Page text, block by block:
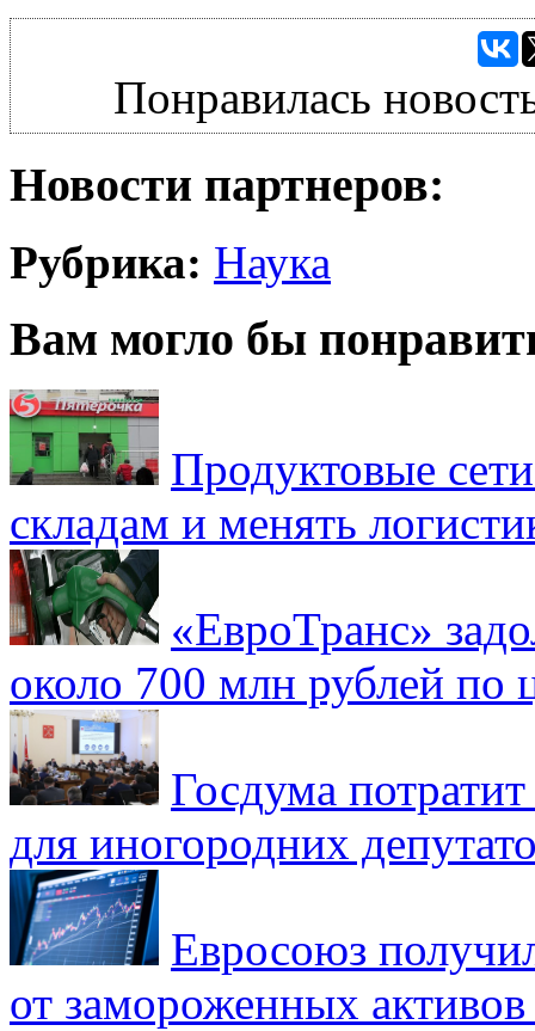
Понравилась
Новости партнеров:
Рубрика: Наука
Вам могло бы
Продуктовые
складам и менять
«ЕвроТранс»
около 700 млн рублей
Госдума
для иногородних
Евросоюз
от замороженных